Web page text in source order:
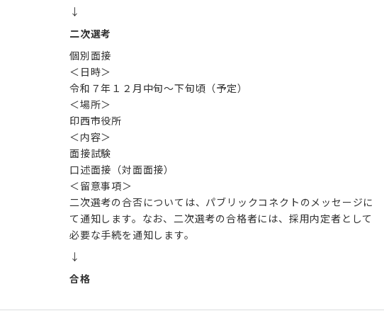
↓
二次選考
個別面接
＜日時＞
令和７年１２月中旬～下旬頃（予定）
＜場所＞
印西市役所
＜内容＞
面接試験
口述面接（対面面接）
＜留意事項＞
二次選考の合否については、パブリックコネクトのメッセージに
て通知します。なお、二次選考の合格者には、採用内定者として
必要な手続を通知します。
↓
合格